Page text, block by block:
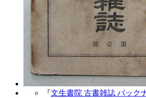
『文生書院 古書雑誌 バック